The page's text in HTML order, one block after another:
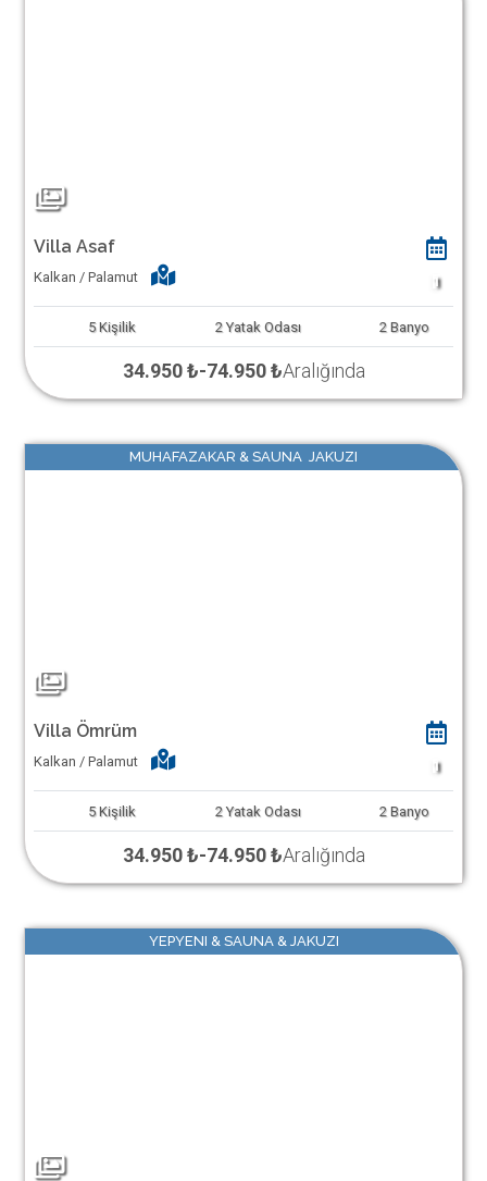
Villa Asaf
Kalkan / Palamut 1
5 Kişilik 2 Yatak Odası 2 Banyo
34.950 ₺-74.950 ₺Aralığında
MUHAFAZAKAR & SAUNA JAKUZI
Villa Ömrüm
Kalkan / Palamut 1
5 Kişilik 2 Yatak Odası 2 Banyo
34.950 ₺-74.950 ₺Aralığında
YEPYENI & SAUNA & JAKUZI